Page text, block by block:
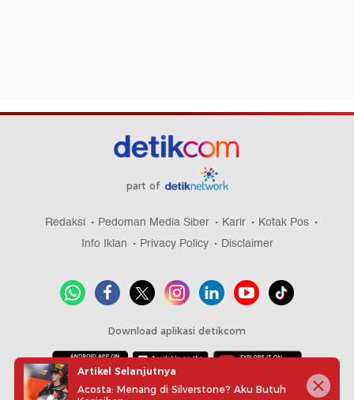
part of
Redaksi Pedoman Media Siber Karir
Kotak Pos
Info Iklan
Privacy Policy Disclaimer
Download aplikasi detikcom
Copyright @ 2026 detikcom, All right reserved
Artikel Selanjutnya
Acosta: Menang di Silverstone? Aku Butuh